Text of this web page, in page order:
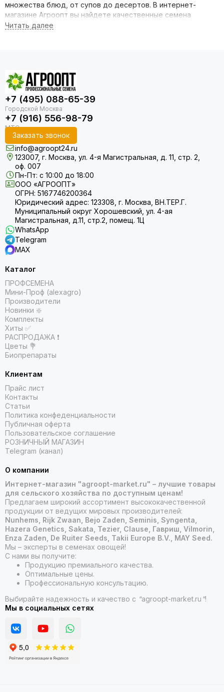
множества блюд, от супов до десертов. В интернет-
магазине Агроопт вы найдете качественные семена
различных сортов тыквы.
всхожестью от надежных производителей.
Разнообразие сортов
крупноплодные, мускатные и твердокорые сорта для
разных целей использования.
Надежность хранения
длительной лежкостью плодов.
Особенности выращивания тыквы
Тыква любит солнечные места и плодородные почвы.
Посев проводят после устойчивого прогрева почвы. Важно
обеспечить достаточное пространство между растениями
и регулярный полив в период формирования плодов.
Агроопт — гарантия результата
Приобретая семена тыквы в Агроопт, вы получаете
качественный посевной материал и рекомендации по
выращиванию.
Закажите семена тыквы в Агроопт и получайте
богатый урожай сладких плодов!
+7 (495) 088-65-39
+7 (916) 556-98-79
Заказать звонок
info@agroopt24.ru
123007, г. Москва, ул. 4-я Магистральная, д. 11, стр. 2,
оф. 007
Пн-Пт: с 10:00 до 18:00
ООО «АГРООПТ»
ОГРН: 5167746200364
Юридический адрес: 123308, г. Москва, ВН.ТЕР.Г.
Муниципальный округ Хорошевский, ул. 4-ая
Магистральная, д.11, стр.2, помещ. 1Ц
WhatsApp
Telegram
MAX
Каталог
ПРОФСЕМЕНА
Мини-Проф (alexagro)
Производители
Новинки ❇️
Комплекты
Хиты ✅
РАСПРОДАЖА ❗️
Цветы 💐
Биопрепараты
Клиентам
Прайс лист
Контакты
Статьи
Политика конфеденциальности
Публичная оферта
Пользовательское соглашение
РОЗНИЧНЫЙ МАГАЗИН
Telegram (канал)
О компании
Интернет-магазин "agroopt-market.ru" – лучшие товары
для сельского хозяйства по доступным ценам!
Предлагаем широкий ассортимент высококачественной
продукции от ведущих мировых производителей:
Nunhems, Rijk Zwaan, Bejo Zaden, Seminis, Syngenta,
Hazera Genetics, Sakata, Tezier, Clause, Гавриш, Vilmorin,
Enza Zaden, De Ruiter Seeds, Takii Europe B.V., MAY Seed.
Мы – эксперты в семенах овощей!
С нами вы получите:
Продукцию премиального качества.
Оптимальные цены.
Профессиональную консультацию.
Выбирайте надежность и качество с "agroopt-market.ru "!
Мы в социальных сетях